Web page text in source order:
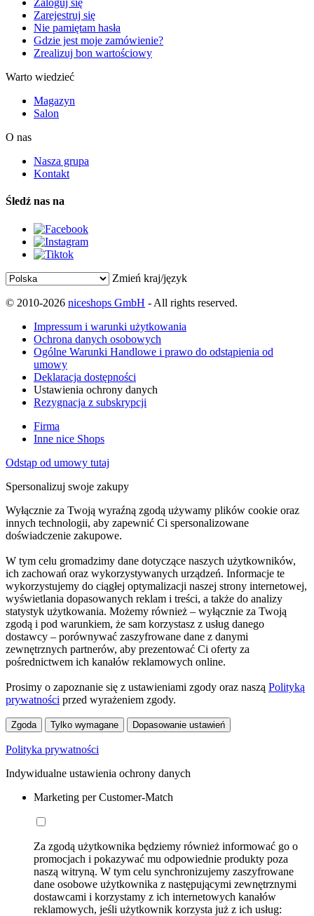
Zaloguj się
Zarejestruj się
Nie pamiętam hasła
Gdzie jest moje zamówienie?
Zrealizuj bon wartościowy
Warto wiedzieć
Magazyn
Salon
O nas
Nasza grupa
Kontakt
Śledź nas na
Zmień kraj/język
© 2010-2026 niceshops GmbH - All rights reserved.
Impressum i warunki użytkowania
Ochrona danych osobowych
Ogólne Warunki Handlowe i prawo do odstąpienia od
umowy
Deklaracja dostępności
Ustawienia ochrony danych
Rezygnacja z subskrypcji
Firma
Inne nice Shops
Odstąp od umowy tutaj
Spersonalizuj swoje zakupy
Wyłącznie za Twoją wyraźną zgodą używamy plików cookie oraz
innych technologii, aby zapewnić Ci spersonalizowane
doświadczenie zakupowe.
W tym celu gromadzimy dane dotyczące naszych użytkowników,
ich zachowań oraz wykorzystywanych urządzeń. Informacje te
wykorzystujemy do ciągłej optymalizacji naszej strony internetowej,
wyświetlania dopasowanych reklam i treści, a także do analizy
statystyk użytkowania. Możemy również – wyłącznie za Twoją
zgodą i pod warunkiem, że sam korzystasz z usług danego
dostawcy – porównywać zaszyfrowane dane z danymi
zewnętrznych partnerów, aby prezentować Ci oferty za
pośrednictwem ich kanałów reklamowych online.
Prosimy o zapoznanie się z ustawieniami zgody oraz naszą Polityką
prywatności przed wyrażeniem zgody.
Zgoda Tylko wymagane Dopasowanie ustawień
Polityka prywatności
Indywidualne ustawienia ochrony danych
Marketing per Customer-Match
Za zgodą użytkownika będziemy również informować go o
promocjach i pokazywać mu odpowiednie produkty poza
naszą witryną. W tym celu synchronizujemy zaszyfrowane
dane osobowe użytkownika z następującymi zewnętrznymi
dostawcami i korzystamy z ich internetowych kanałów
reklamowych, jeśli użytkownik korzysta już z ich usług: